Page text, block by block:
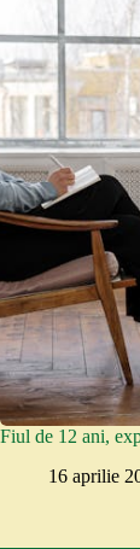
Fiul de 12 ani,
16 aprilie